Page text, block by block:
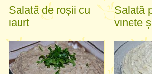
Salată de roșii cu
iaurt
Salată
vinete